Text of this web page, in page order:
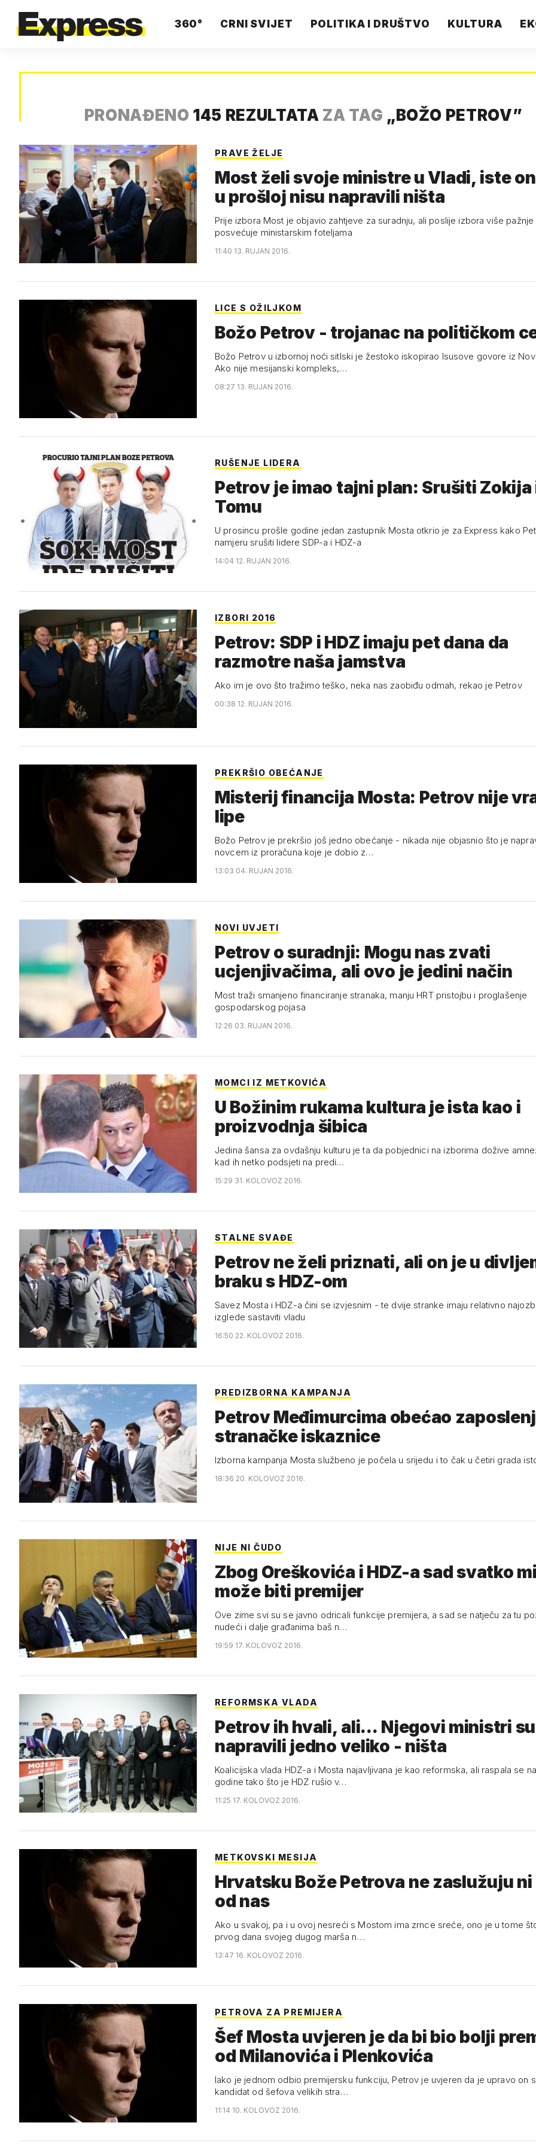
360° CRNI SVIJET POLITIKA I DRUŠTVO KULTURA
PRONAĐENO 145 REZULTATA ZA TAG „BOŽO PETROV”
PRAVE ŽELJE
Most želi svoje ministre u Vladi, iste
u prošloj nisu napravili ništa
Prije izbora Most je objavio zahtjeve za suradnju, ali poslije izbora više pažnje
posvećuje ministarskim foteljama
11:40 13. RUJAN 2016.
LICE S OŽILJKOM
Božo Petrov - trojanac na političkom
Božo Petrov u izbornoj noći sitlski je žestoko iskopirao Isusove govore iz
Ako nije mesijanski kompleks,…
08:27 13. RUJAN 2016.
RUŠENJE LIDERA
Petrov je imao tajni plan: Srušiti Zokija
Tomu
U prosincu prošle godine jedan zastupnik Mosta otkrio je za Express kako
namjeru srušiti lidere SDP-a i HDZ-a
14:04 12. RUJAN 2016.
IZBORI 2016
Petrov: SDP i HDZ imaju pet dana da
razmotre naša jamstva
Ako im je ovo što tražimo teško, neka nas zaobiđu odmah, rekao je Petrov
00:38 12. RUJAN 2016.
PREKRŠIO OBEĆANJE
Misterij financija Mosta: Petrov nije
lipe
Božo Petrov je prekršio još jedno obećanje - nikada nije objasnio što je
novcem iz proračuna koje je dobio z…
13:03 04. RUJAN 2016.
NOVI UVJETI
Petrov o suradnji: Mogu nas zvati
ucjenjivačima, ali ovo je jedini način
Most traži smanjeno financiranje stranaka, manju HRT pristojbu i proglašenje
gospodarskog pojasa
12:26 03. RUJAN 2016.
MOMCI IZ METKOVIĆA
U Božinim rukama kultura je ista kao i
proizvodnja šibica
Jedina šansa za ovdašnju kulturu je ta da pobjednici na izborima dožive
kad ih netko podsjeti na predi…
15:29 31. KOLOVOZ 2016.
STALNE SVAĐE
Petrov ne želi priznati, ali on je u
braku s HDZ-om
Savez Mosta i HDZ-a čini se izvjesnim - te dvije stranke imaju relativno
izglede sastaviti vladu
16:50 22. KOLOVOZ 2016.
PREDIZBORNA KAMPANJA
Petrov Međimurcima obećao
stranačke iskaznice
Izborna kampanja Mosta službeno je počela u srijedu i to čak u četiri grada
18:36 20. KOLOVOZ 2016.
NIJE NI ČUDO
Zbog Oreškovića i HDZ-a sad svatko
može biti premijer
Ove zime svi su se javno odricali funkcije premijera, a sad se natječu za tu
nudeći i dalje građanima baš n…
19:59 17. KOLOVOZ 2016.
REFORMSKA VLADA
Petrov ih hvali, ali... Njegovi ministri su
napravili jedno veliko - ništa
Koalicijska vlada HDZ-a i Mosta najavljivana je kao reformska, ali raspala se
godine tako što je HDZ rušio v…
11:25 17. KOLOVOZ 2016.
METKOVSKI MESIJA
Hrvatsku Bože Petrova ne zaslužuju
od nas
Ako u svakoj, pa i u ovoj nesreći s Mostom ima zrnce sreće, ono je u tome
prvog dana svojeg dugog marša n…
13:47 16. KOLOVOZ 2016.
PETROVA ZA PREMIJERA
Šef Mosta uvjeren je da bi bio bolji
od Milanovića i Plenkovića
Iako je jednom odbio premijersku funkciju, Petrov je uvjeren da je upravo on
kandidat od šefova velikih stra…
11:14 10. KOLOVOZ 2016.